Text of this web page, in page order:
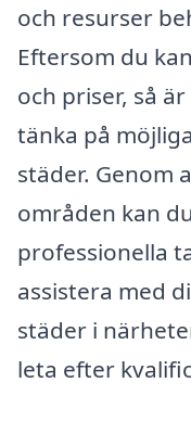
och resurser
Eftersom du
och priser, så
tänka på
städer. Genom
områden kan
professionella
assistera med
städer i
leta efter